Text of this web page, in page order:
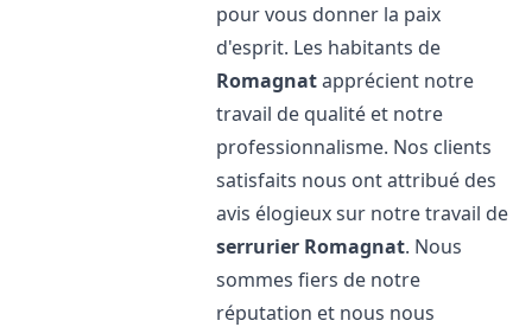
pour vous donner la paix
d'esprit. Les habitants de
Romagnatapprécient notre
travail de qualité et notre
professionnalisme. Nos clients
satisfaits nous ont attribué des
avis élogieux sur notre travail de
serrurier Romagnat. Nous
sommes fiers de notre
réputation et nous nous